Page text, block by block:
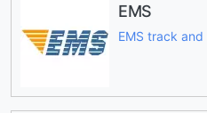
EMS
EMS track